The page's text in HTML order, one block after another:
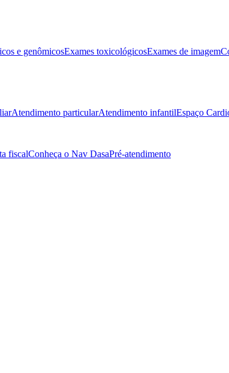
e genômicosExames toxicológicosExames de imagem
Atendimento particularAtendimento infantilEspaço
fiscalConheça o Nav DasaPré-atendimento